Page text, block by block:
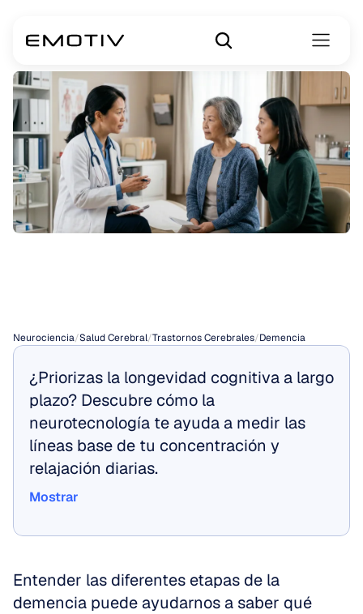
Neurociencia/Salud Cerebral/Trastornos Cerebrales/Demencia
¿Priorizas la longevidad cognitiva a largo
plazo? Descubre cómo la
neurotecnología te ayuda a medir las
líneas base de tu concentración y
relajación diarias.
Mostrar
Entender las diferentes etapas de la
demencia puede ayudarnos a saber qué